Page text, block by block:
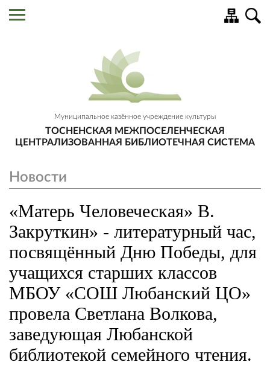
Муниципальное казённое учреждение культуры
ТОСНЕНСКАЯ МЕЖПОСЕЛЕНЧЕСКАЯ
ЦЕНТРАЛИЗОВАННАЯ БИБЛИОТЕЧНАЯ СИСТЕМА
Новости
«Матерь Человеческая» В.
Закруткин» - литературный час,
посвящённый Дню Победы, для
учащихся старших классов
МБОУ «СОШ Любанский ЦО»
провела Светлана Волкова,
заведующая Любанской
библиотекой семейного чтения.